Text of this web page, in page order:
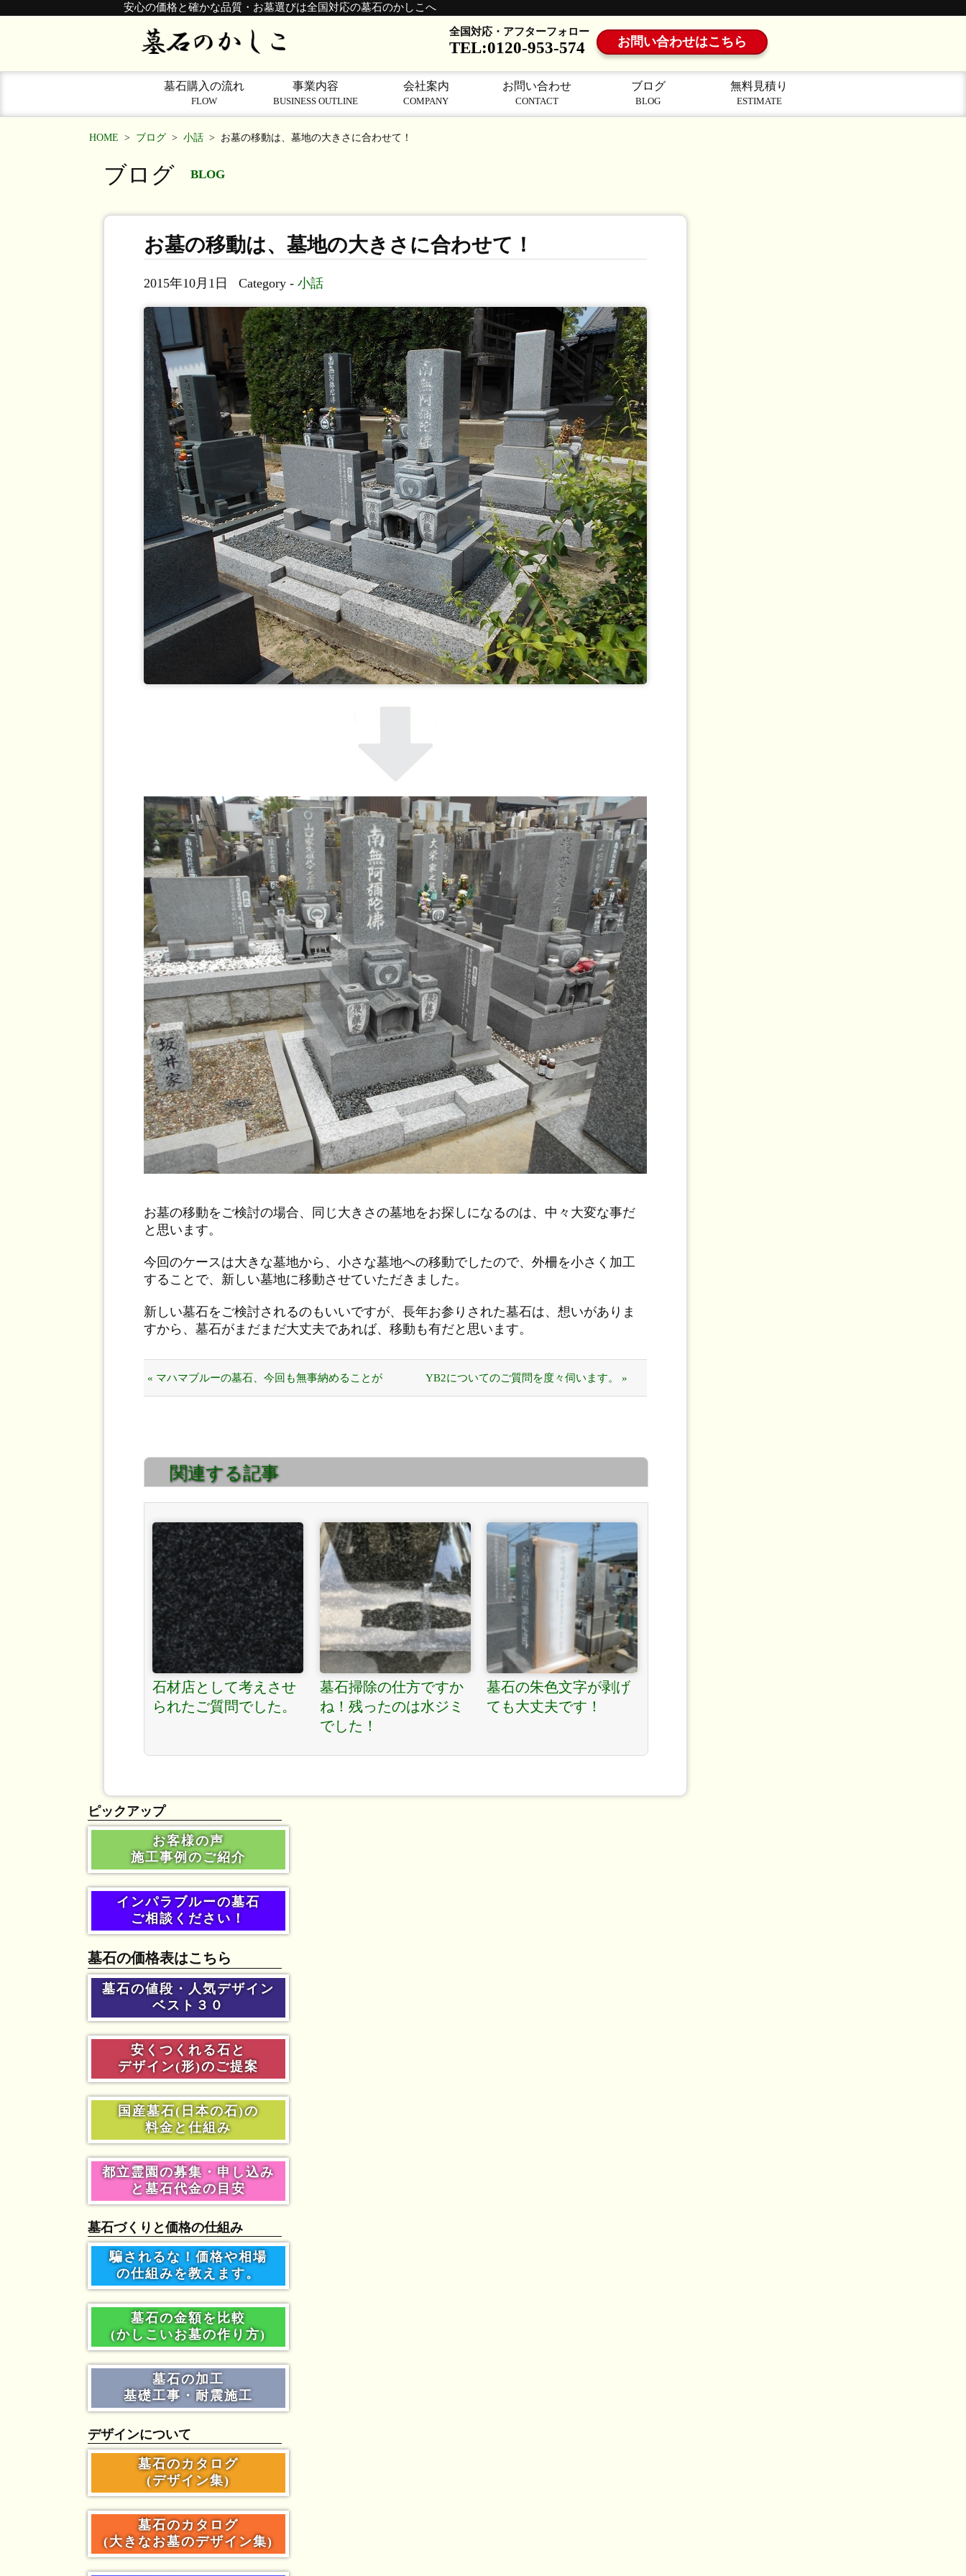
安心の価格と確かな品質・お墓選びは全国対応の墓石のかしこへ
全国対応・アフターフォロー
TEL:0120-953-574 お問い合わせはこちら
墓石購入の流れ
FLOW
事業内容
BUSINESS OUTLINE
会社案内
COMPANY
お問い合わせ
CONTACT
ブログ
BLOG
無料見積り
ESTIMATE
HOME > ブログ > 小話 > お墓の移動は、墓地の大きさに合わせて！
ブログ BLOG
お墓の移動は、墓地の大きさに合わせて！
2015年10月1日 Category - 小話
お墓の移動をご検討の場合、同じ大きさの墓地をお探しになるのは、中々大変な事だ
と思います。
今回のケースは大きな墓地から、小さな墓地への移動でしたので、外柵を小さく加工
することで、新しい墓地に移動させていただきました。
新しい墓石をご検討されるのもいいですが、長年お参りされた墓石は、想いがありま
すから、墓石がまだまだ大丈夫であれば、移動も有だと思います。
« マハマブルーの墓石、今回も無事納めることが YB2についてのご質問を度々伺います。 »
関連する記事
石材店として考えさせ
られたご質問でした。
墓石掃除の仕方ですか
ね！残ったのは水ジミ
でした！
墓石の朱色文字が剥げ
ても大丈夫です！
ピックアップ
お客様の声
施工事例のご紹介
インパラブルーの墓石
ご相談ください！
墓石の価格表はこちら
墓石の値段・人気デザイン
ベスト３０
安くつくれる石と
デザイン(形)のご提案
国産墓石(日本の石)の
料金と仕組み
都立霊園の募集・申し込み
と墓石代金の目安
墓石づくりと価格の仕組み
騙されるな！価格や相場
の仕組みを教えます。
墓石の金額を比較
(かしこいお墓の作り方)
墓石の加工
基礎工事・耐震施工
デザインについて
墓石のカタログ
(デザイン集)
墓石のカタログ
(大きなお墓のデザイン集)